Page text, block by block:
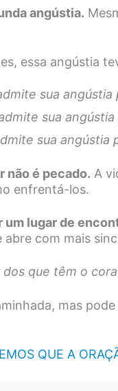
angústia.
essa angústia
sua angústia
sua
sua angústia
não é pecado. A
enfrentá-los.
um lugar de
com mais
que têm o
mas
QUE A